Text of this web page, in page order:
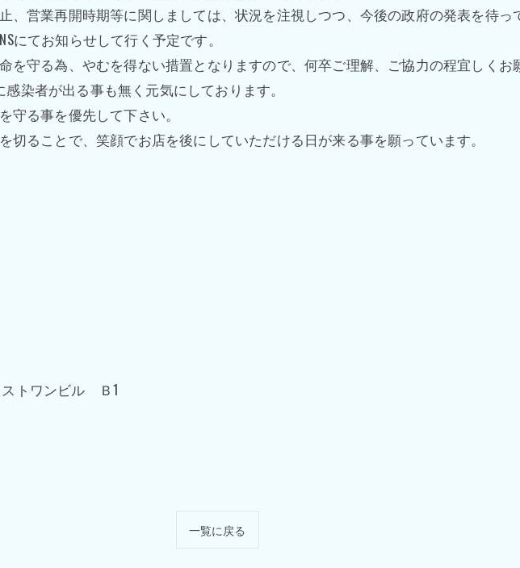
、営業再開時期等に関しましては、状況を注視しつつ、今後の政府の発表を待っ
にてお知らせして行く予定です。
を守る為、やむを得ない措置となりますので、何卒ご理解、ご協力の程宜しくお
染者が出る事も無く元気にしております。
る事を優先して下さい。
ることで、笑顔でお店を後にしていただける日が来る事を願っています。
ストワンビル Ｂ1
一覧に戻る